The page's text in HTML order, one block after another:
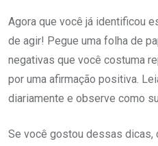
Agora que você já identificou
de agir! Pegue uma folha de
negativas que você costuma
por uma afirmação positiva.
diariamente e observe como
Se você gostou dessas